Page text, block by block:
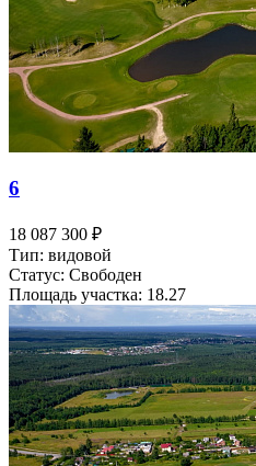
6
18 087 300 ₽
Тип: видовой
Статус: Свободен
Площадь участка: 18.27